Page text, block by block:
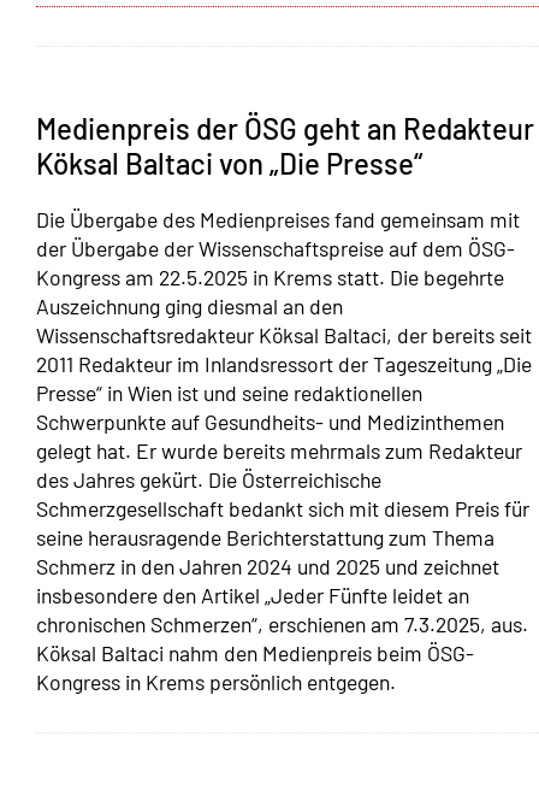
Medienpreis der ÖSG geht an Redakteur
Köksal Baltaci von „Die Presse“
Die Übergabe des Medienpreises fand gemeinsam mit
der Übergabe der Wissenschaftspreise auf dem ÖSG-
Kongress am 22.5.2025 in Krems statt. Die begehrte
Auszeichnung ging diesmal an den
Wissenschaftsredakteur Köksal Baltaci, der bereits seit
2011 Redakteur im Inlandsressort der Tageszeitung „Die
Presse“ in Wien ist und seine redaktionellen
Schwerpunkte auf Gesundheits- und Medizinthemen
gelegt hat. Er wurde bereits mehrmals zum Redakteur
des Jahres gekürt. Die Österreichische
Schmerzgesellschaft bedankt sich mit diesem Preis für
seine herausragende Berichterstattung zum Thema
Schmerz in den Jahren 2024 und 2025 und zeichnet
insbesondere den Artikel „Jeder Fünfte leidet an
chronischen Schmerzen“, erschienen am 7.3.2025, aus.
Köksal Baltaci nahm den Medienpreis beim ÖSG-
Kongress in Krems persönlich entgegen.